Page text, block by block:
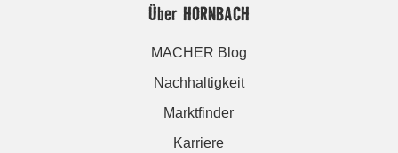
Über HORNBACH
MACHER Blog
Nachhaltigkeit
Marktfinder
Karriere